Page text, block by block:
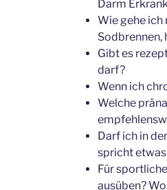
Darm
Wie gehe
Sodbrennen,
Gibt es
darf?
Wenn ich
Welche
Darf ich in
spricht
Für
ausüben?